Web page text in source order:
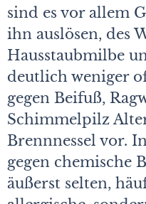
sind es vor allem
ihn auslösen, des
Hausstaubmilbe
deutlich weniger
gegen Beifuß,
Schimmelpilz
Brennnessel vor.
gegen chemische
äußerst selten,